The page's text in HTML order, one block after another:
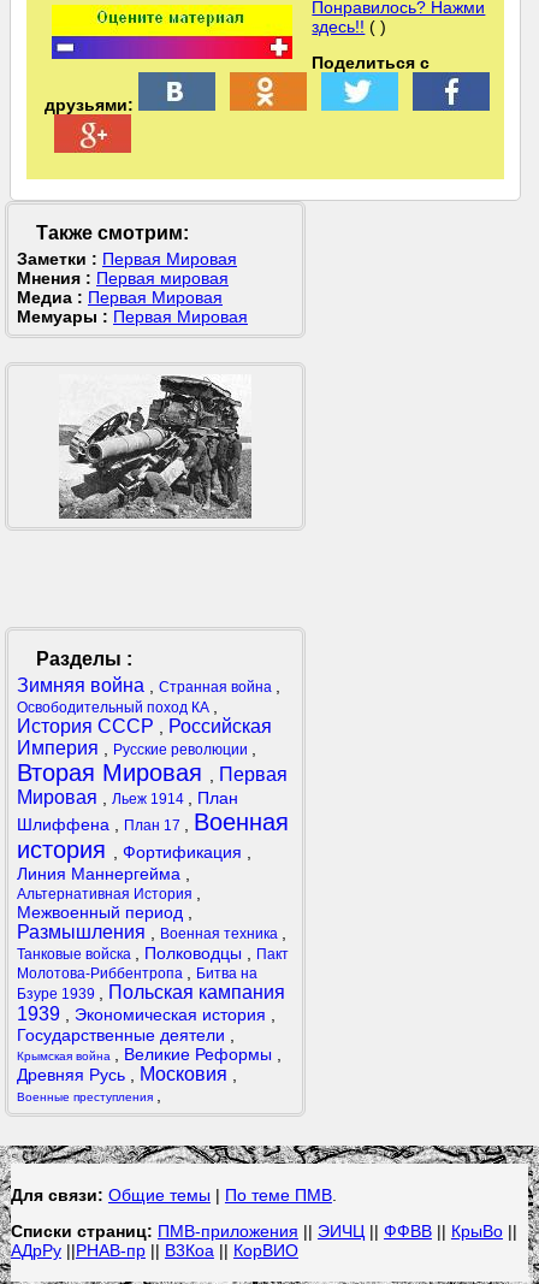
Понравилось? Нажми
здесь!! ( )
Поделиться с
друзьями:
Также смотрим:
Заметки : Первая Мировая
Мнения : Первая мировая
Медиа : Первая Мировая
Мемуары : Первая Мировая
Разделы :
Зимняя война
Странная война
Освободительный поход КА
История СССР
Российская
Империя
Русские революции
Вторая Мировая
Первая
Мировая
Льеж 1914
План
Шлиффена
План 17
Военная
история
Фортификация
Линия Маннергейма
Альтернативная История
Межвоенный период
Размышления Военная техника
Танковые войска Полководцы
Пакт
Молотова-Риббентропа
Битва на
Бзуре 1939
Польская кампания
1939
Экономическая история
Государственные деятели
Крымская война Великие Реформы
Древняя Русь
Московия
Военные преступления
Для связи: Общие темы | По теме ПМВ.
Списки страниц: ПМВ-приложения || ЭИЧЦ || ФФВВ|| КрыВо||
АДрРу||РНАВ-пр|| В3Коа || КорВИО